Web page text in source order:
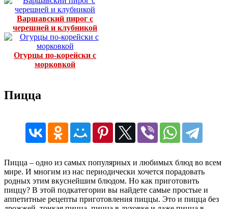
Варшавский пирог с
черешней и клубникой
Огурцы по-корейски с
морковкой
Пицца
Пицца – одно из самых популярных и любимых блюд во всем
мире. И многим из нас периодически хочется порадовать
родных этим вкуснейшим блюдом. Но как приготовить
пиццу? В этой подкатегории вы найдете самые простые и
аппетитные рецепты приготовления пиццы. Это и пицца без